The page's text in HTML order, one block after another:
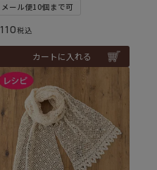
メール便10個まで可
110税込
カートに入れる